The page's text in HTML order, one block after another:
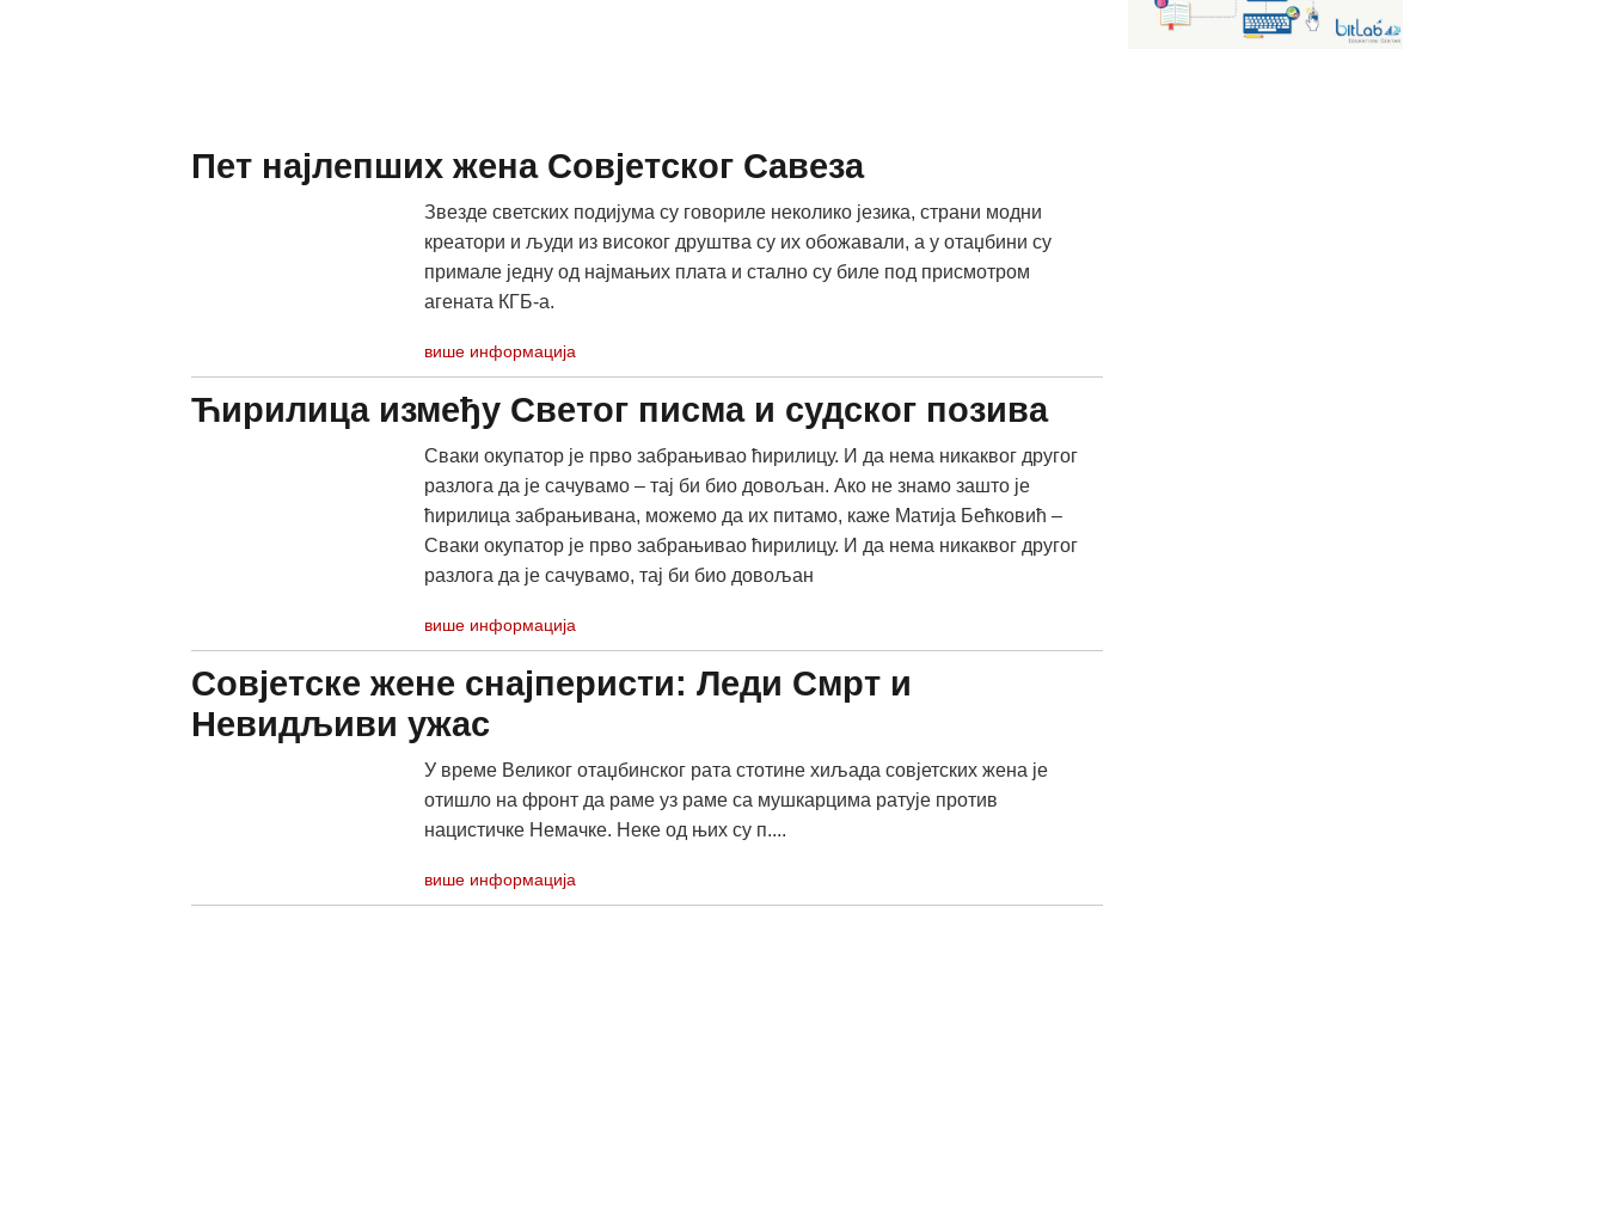
Пет најлепших жена Совјетског Савеза
Звезде светских подијума су говориле неколико језика, страни модни
креатори и људи из високог друштва су их обожавали, а у отаџбини су
примале једну од најмањих плата и стално су биле под присмотром
агената КГБ-а.
више информација
Ћирилица између Светог писма и судског позива
Сваки окупатор је прво забрањивао ћирилицу. И да нема никаквог другог
разлога да је сачувамо – тај би био довољан. Ако не знамо зашто је
ћирилица забрањивана, можемо да их питамо, каже Матија Бећковић –
Сваки окупатор је прво забрањивао ћирилицу. И да нема никаквог другог
разлога да је сачувамо, тај би био довољан
више информација
Совјетске жене снајперисти: Леди Смрт и
Невидљиви ужас
У време Великог отаџбинског рата стотине хиљада совјетских жена је
отишло на фронт да раме уз раме са мушкарцима ратује против
нацистичке Немачке. Неке од њих су п....
више информација